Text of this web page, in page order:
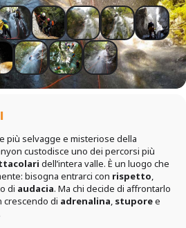
più selvagge e misteriose della
custodisce uno dei percorsi più
dell’intera valle. È un luogo che
bisogna entrarci con rispetto,
di audacia. Ma chi decide di affrontarlo
crescendo di adrenalina, stuporee